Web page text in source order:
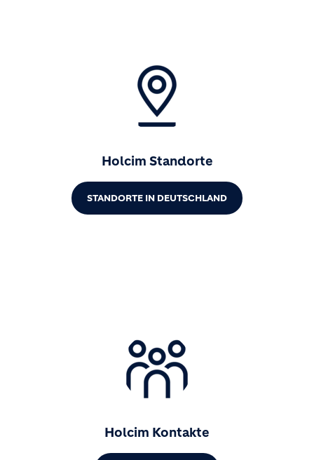
Holcim Standorte
STANDORTE IN DEUTSCHLAND
Holcim Kontakte